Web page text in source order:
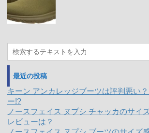
最近の投稿
キーン アンカレッジブーツは評判悪い
ー!?
ノースフェイス ヌプシ チャッカのサイ
レビューは？